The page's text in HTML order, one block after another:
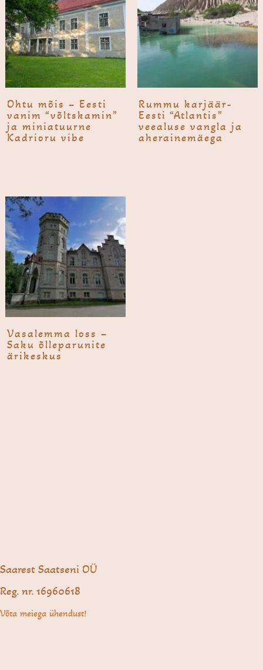
Ohtu mõis – Eesti
vanim “võltskamin”
ja miniatuurne
Kadrioru vibe
Rummu karjäär-
Eesti “Atlantis”
veealuse vangla ja
aherainemäega
Vasa­lemma loss –
Saku õlleparunite
ärikeskus
Saarest Saatseni OÜ
Reg. nr. 16960618
Võta meiega ühendust!